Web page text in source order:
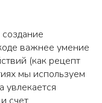
важнее умение
(как рецепт
мы используем
увлекается